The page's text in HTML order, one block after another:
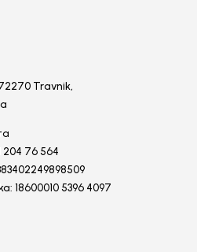
Travnik,
204 76 564
18600010 5396 4097